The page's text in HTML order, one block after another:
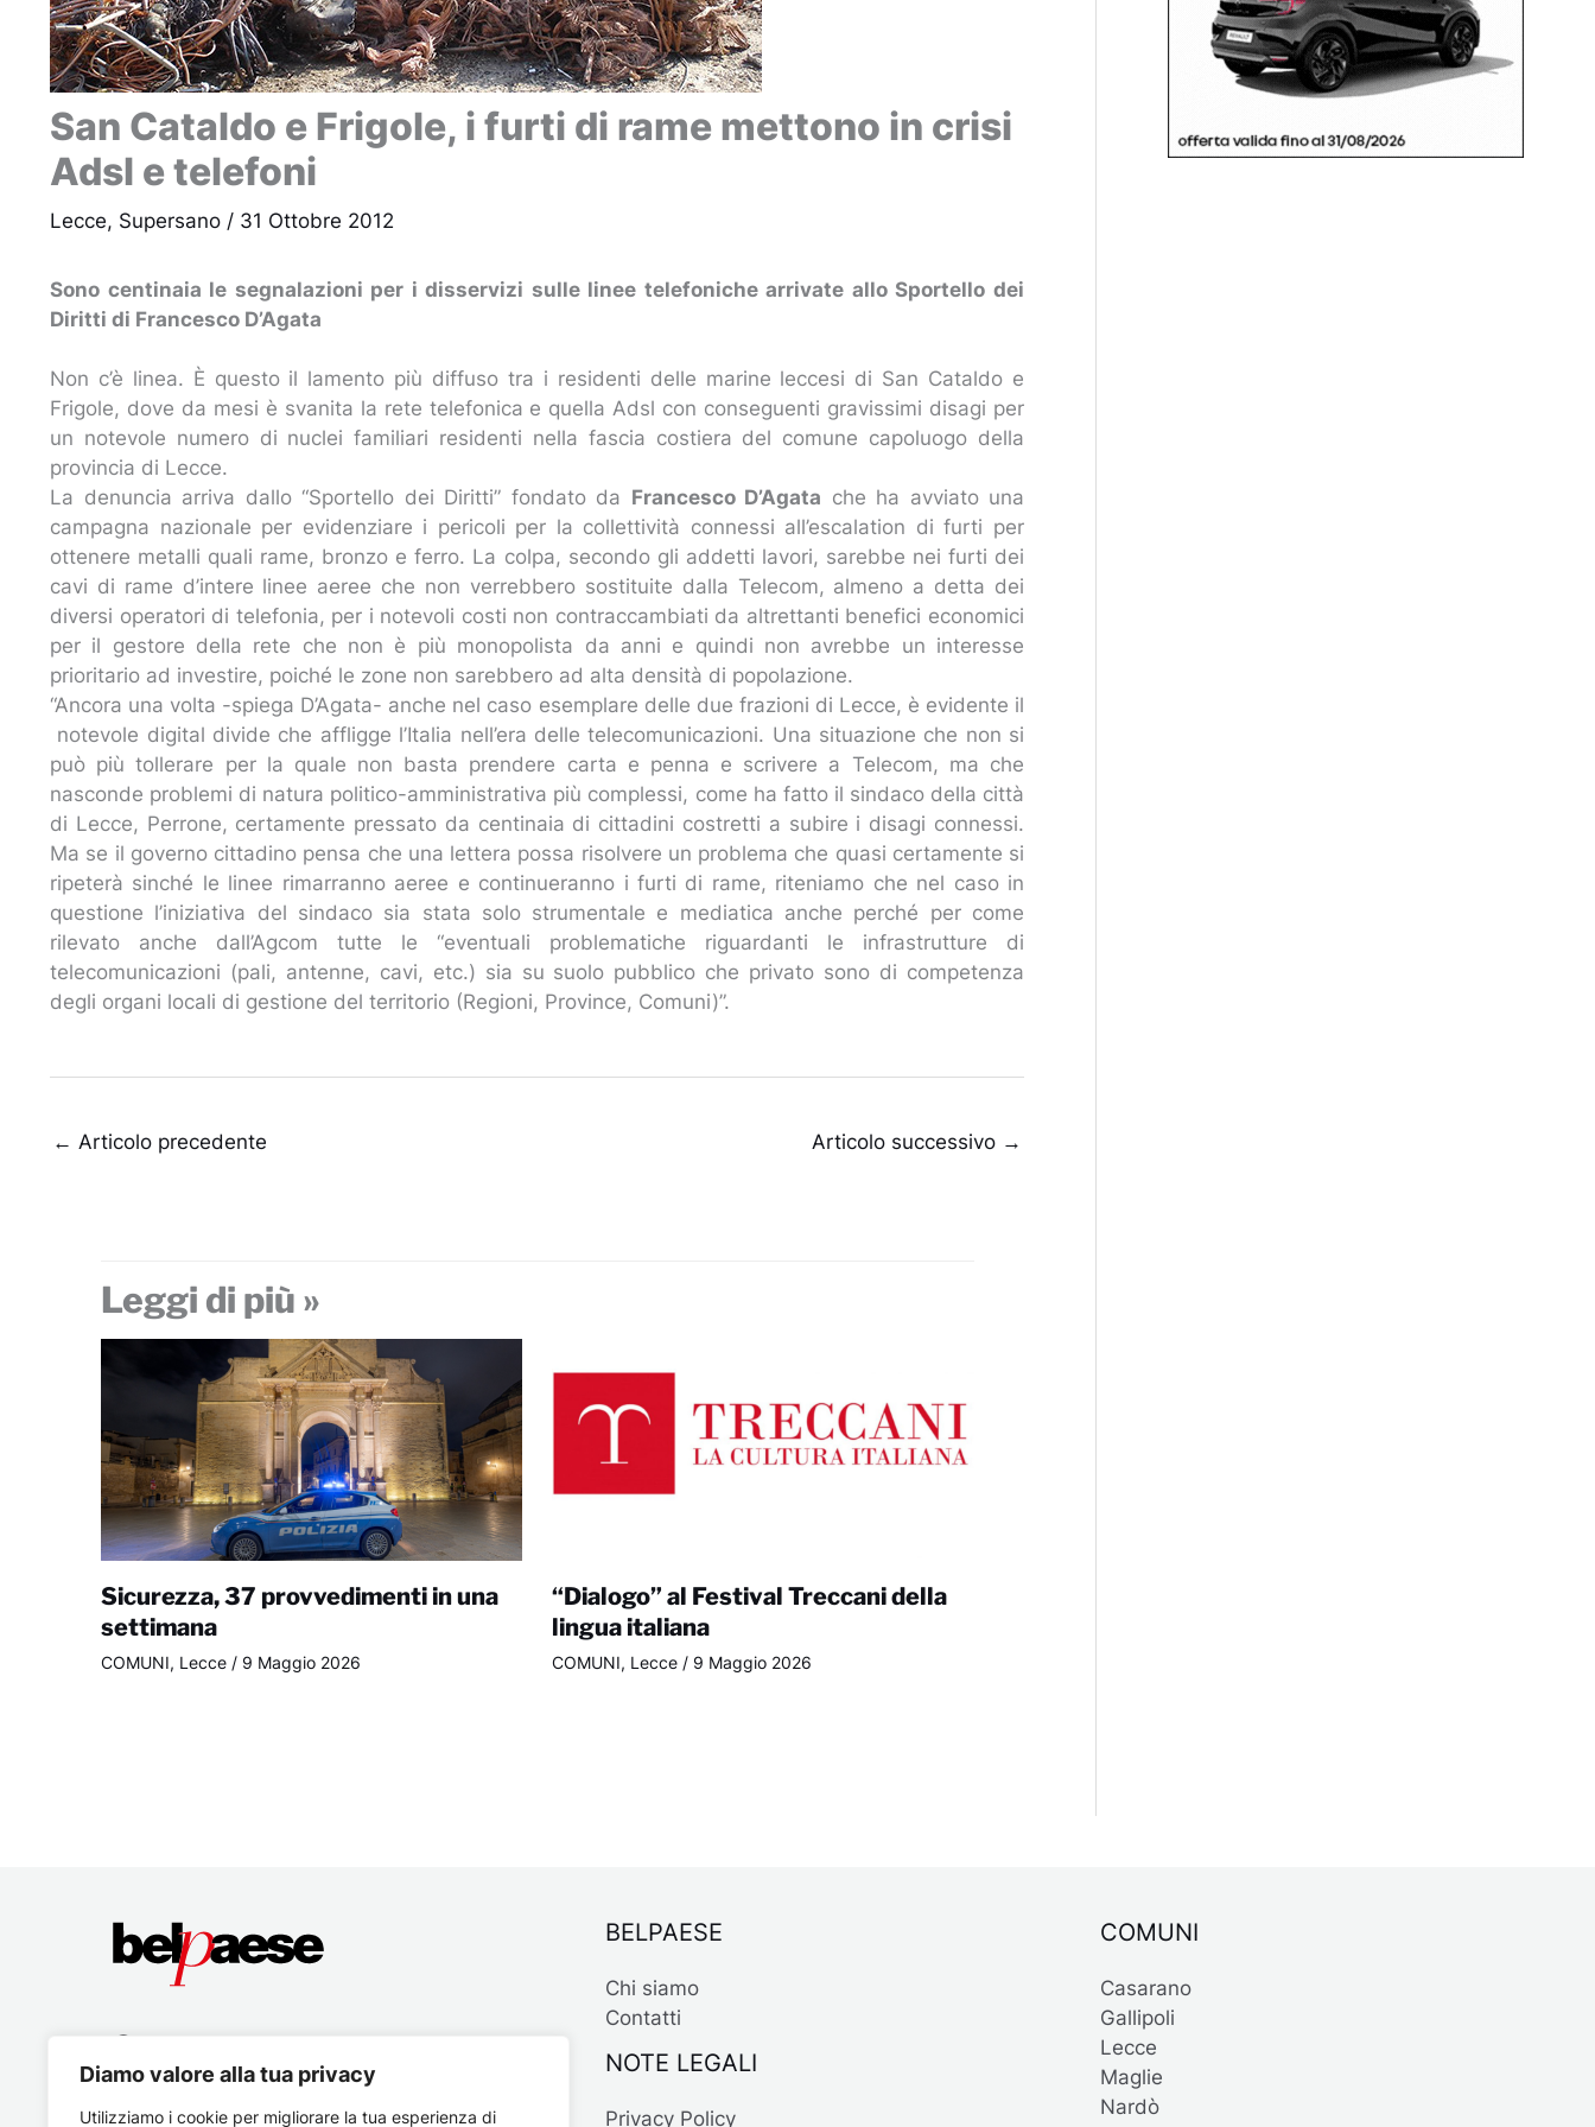
Diamo valore alla tua privacy
Utilizziamo i cookie per migliorare la tua esperienza di
San Cataldo e Frigole, i furti di rame mettono in crisi
Adsl e telefoni
Lecce, Supersano / 31 Ottobre 2012
Sono centinaia le segnalazioni per i disservizi sulle linee telefoniche arrivate allo Sportello dei
Diritti di Francesco D’Agata
Non c’è linea. È questo il lamento più diffuso tra i residenti delle marine leccesi di San Cataldo e
Frigole, dove da mesi è svanita la rete telefonica e quella Adsl con conseguenti gravissimi disagi per
un notevole numero di nuclei familiari residenti nella fascia costiera del comune capoluogo della
provincia di Lecce.
La denuncia arriva dallo “Sportello dei Diritti” fondato da Francesco D’Agata che ha avviato una
campagna nazionale per evidenziare i pericoli per la collettività connessi all’escalation di furti per
ottenere metalli quali rame, bronzo e ferro. La colpa, secondo gli addetti lavori, sarebbe nei furti dei
cavi di rame d’intere linee aeree che non verrebbero sostituite dalla Telecom, almeno a detta dei
diversi operatori di telefonia, per i notevoli costi non contraccambiati da altrettanti benefici economici
per il gestore della rete che non è più monopolista da anni e quindi non avrebbe un interesse
prioritario ad investire, poiché le zone non sarebbero ad alta densità di popolazione.
“Ancora una volta -spiega D’Agata- anche nel caso esemplare delle due frazioni di Lecce, è evidente il
notevole digital divide che affligge l’Italia nell’era delle telecomunicazioni. Una situazione che non si
può più tollerare per la quale non basta prendere carta e penna e scrivere a Telecom, ma che
nasconde problemi di natura politico-amministrativa più complessi, come ha fatto il sindaco della città
di Lecce, Perrone, certamente pressato da centinaia di cittadini costretti a subire i disagi connessi.
Ma se il governo cittadino pensa che una lettera possa risolvere un problema che quasi certamente si
ripeterà sinché le linee rimarranno aeree e continueranno i furti di rame, riteniamo che nel caso in
questione l’iniziativa del sindaco sia stata solo strumentale e mediatica anche perché per come
rilevato anche dall’Agcom tutte le “eventuali problematiche riguardanti le infrastrutture di
telecomunicazioni (pali, antenne, cavi, etc.) sia su suolo pubblico che privato sono di competenza
degli organi locali di gestione del territorio (Regioni, Province, Comuni)”.
← Articolo precedente Articolo successivo →
Leggi di più »
Sicurezza, 37 provvedimenti in una
settimana
COMUNI, Lecce/ 9 Maggio 2026
“Dialogo” al Festival Treccani della
lingua italiana
COMUNI, Lecce / 9 Maggio 2026
BELPAESE
Chi siamo
Contatti
NOTE LEGALI
Privacy Policy
COMUNI
Casarano
Gallipoli
Lecce
Maglie
Nardò